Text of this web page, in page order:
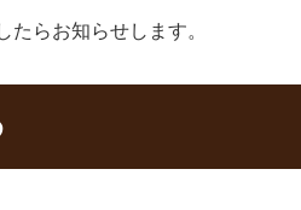
らお知らせします。